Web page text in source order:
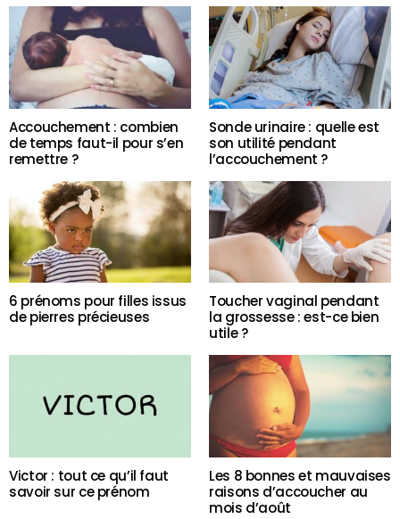
Accouchement : combien
de temps faut-il pour s’en
remettre ?
Sonde urinaire : quelle est
son utilité pendant
l’accouchement ?
6 prénoms pour filles issus
de pierres précieuses
Toucher vaginal pendant
la grossesse : est-ce bien
utile ?
Victor : tout ce qu’il faut
savoir sur ce prénom
Les 8 bonnes et mauvaises
raisons d’accoucher au
mois d’août